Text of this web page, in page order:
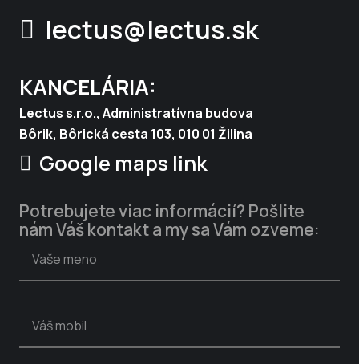
lectus@lectus.sk
KANCELÁRIA:
Lectus s.r.o., Administratívna budova
Bôrik, Bôrická cesta 103, 010 01 Žilina
Google maps link
Potrebujete viac informácií? Pošlite
nám Váš kontakt a my sa Vám ozveme: